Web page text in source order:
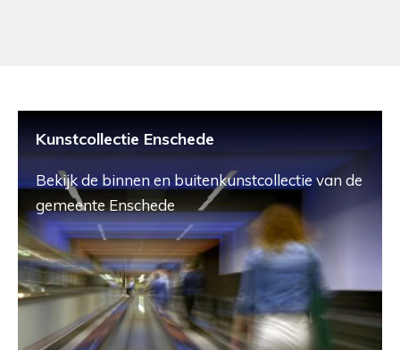
Kunstcollectie Enschede
Bekijk de binnen en buitenkunstcollectie van de
gemeente Enschede